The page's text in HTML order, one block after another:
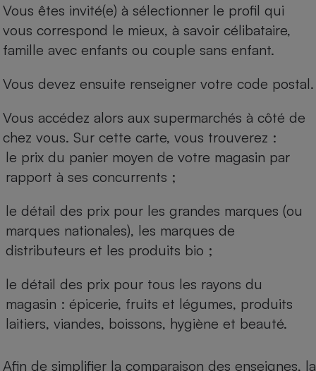
Vous êtes invité(e) à sélectionner le profil qui
vous correspond le mieux, à savoir célibataire,
famille avec enfants ou couple sans enfant.
Vous devez ensuite renseigner votre code postal.
Vous accédez alors aux supermarchés à côté de
chez vous. Sur cette carte, vous trouverez :
le prix du panier moyen de votre magasin par
rapport à ses concurrents ;
le détail des prix pour les grandes marques (ou
marques nationales), les marques de
distributeurs et les produits bio ;
le détail des prix pour tous les rayons du
magasin : épicerie, fruits et légumes, produits
laitiers, viandes, boissons, hygiène et beauté.
Afin de simplifier la comparaison des enseignes, la